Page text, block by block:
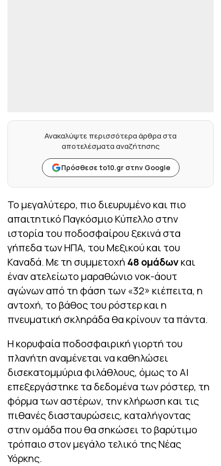
Ανακαλύψτε περισσότερα άρθρα στα
αποτελέσματα αναζήτησης
Πρόσθεσε to10.gr στην Google
Το μεγαλύτερο, πιο διευρυμένο και πιο
απαιτητικό Παγκόσμιο Κύπελλο στην
ιστορία του ποδοσφαίρου ξεκινά στα
γήπεδα των ΗΠΑ, του Μεξικού και του
Καναδά. Με τη συμμετοχή 48 ομάδωνκαι
έναν ατελείωτο μαραθώνιο νοκ-άουτ
αγώνων από τη φάση των «32» κιέπειτα, η
αντοχή, το βάθος του ρόστερ και η
πνευματική σκληράδα θα κρίνουν τα πάντα.
Η κορυφαία ποδοσφαιρική γιορτή του
πλανήτη αναμένεται να καθηλώσει
δισεκατομμύρια φιλάθλους, όμως το AI
επεξεργάστηκε τα δεδομένα των ρόστερ, τη
φόρμα των αστέρων, την κλήρωση και τις
πιθανές διασταυρώσεις, καταλήγοντας
στην ομάδα που θα σηκώσει το βαρύτιμο
τρόπαιο στον μεγάλο τελικό της Νέας
Υόρκης.